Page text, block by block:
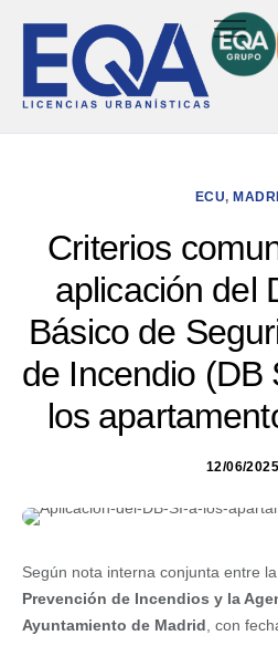
Inicio
Servicios
Quienes somos
ECU,
Criterios
aplicación del
Básico de
de Incendio (DB
los
12/06/2025
Según nota interna conjunta entre la
Prevención de Incendios y la
Ayuntamiento de Madrid , con